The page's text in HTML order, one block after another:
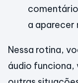
a aparecer
Nessa rotina,
áudio